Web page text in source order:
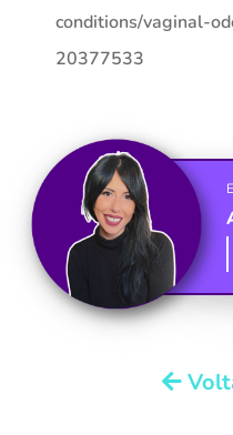
conditions/vaginal-
20377533